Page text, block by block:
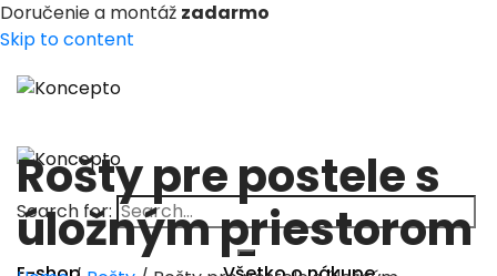
Doručenie a montáž zadarmo
Skip to content
Search for:
Rošty pre postele s
úložným priestorom